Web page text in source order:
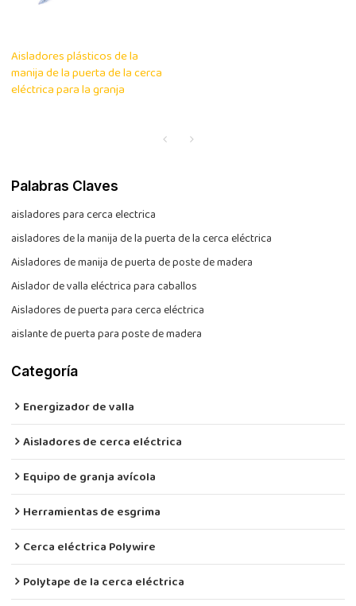
Aisladores plásticos de la
manija de la puerta de la cerca
eléctrica para la granja
Palabras Claves
aisladores para cerca electrica
aisladores de la manija de la puerta de la cerca eléctrica
Aisladores de manija de puerta de poste de madera
Aislador de valla eléctrica para caballos
Aisladores de puerta para cerca eléctrica
aislante de puerta para poste de madera
Categoría
Energizador de valla
Aisladores de cerca eléctrica
Equipo de granja avícola
Herramientas de esgrima
Cerca eléctrica Polywire
Polytape de la cerca eléctrica